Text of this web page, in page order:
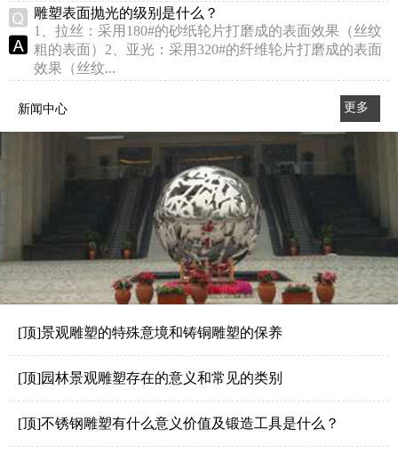
雕塑表面抛光的级别是什么？
1、拉丝：采用180#的砂纸轮片打磨成的表面效果（丝纹
粗的表面）2、亚光：采用320#的纤维轮片打磨成的表面
效果（丝纹...
新闻中心
更多
>>
[顶]景观雕塑的特殊意境和铸铜雕塑的保养
[顶]园林景观雕塑存在的意义和常见的类别
[顶]不锈钢雕塑有什么意义价值及锻造工具是什么？